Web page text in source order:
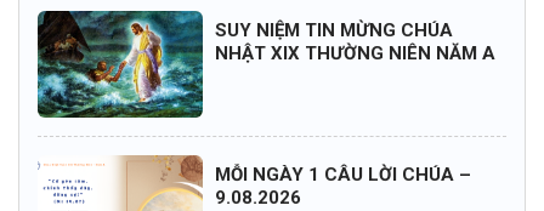
SUY NIỆM TIN MỪNG CHÚA
NHẬT XIX THƯỜNG NIÊN NĂM A
MỖI NGÀY 1 CÂU LỜI CHÚA –
9.08.2026